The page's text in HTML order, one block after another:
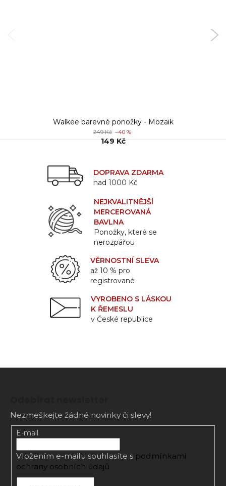
Walkee barevné ponožky - Mozaik
249 Kč –40 %
149 Kč
DOPRAVA ZDARMA
nad 1000 Kč
NEJKVALITNĚJŠÍ
MERCEROVANÁ
BAVLNA
Ponožky, které se
nerozpářou
VĚRNOSTNÍ SLEVA
až 10 % pro
registrované
VYROBENO S LÁSKOU
K ŘEMESLU
v České republice
Nezmeškejte žádné novinky či slevy!
E-mail
Vložením e-mailu souhlasíte s podmínkami
ochrany osobních údajů